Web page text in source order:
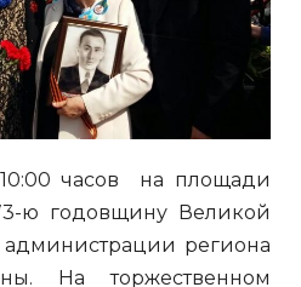
часов на площади
ю годовщину Великой
региона
На торжественном